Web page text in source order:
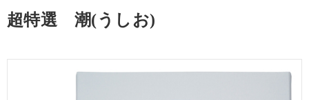
超特選 潮(うしお)